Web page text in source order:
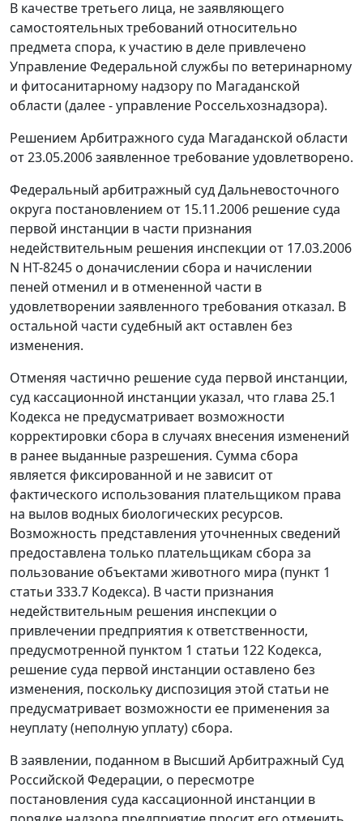
В качестве третьего лица, не заявляющего
самостоятельных требований относительно
предмета спора, к участию в деле привлечено
Управление Федеральной службы по ветеринарному
и фитосанитарному надзору по Магаданской
области (далее - управление Россельхознадзора).
Решением Арбитражного суда Магаданской области
от 23.05.2006 заявленное требование удовлетворено.
Федеральный арбитражный суд Дальневосточного
округа постановлением от 15.11.2006 решение суда
первой инстанции в части признания
недействительным решения инспекции от 17.03.2006
N НТ-8245 о доначислении сбора и начислении
пеней отменил и в отмененной части в
удовлетворении заявленного требования отказал. В
остальной части судебный акт оставлен без
изменения.
Отменяя частично решение суда первой инстанции,
суд кассационной инстанции указал, что глава 25.1
Кодекса не предусматривает возможности
корректировки сбора в случаях внесения изменений
в ранее выданные разрешения. Сумма сбора
является фиксированной и не зависит от
фактического использования плательщиком права
на вылов водных биологических ресурсов.
Возможность представления уточненных сведений
предоставлена только плательщикам сбора за
пользование объектами животного мира (пункт 1
статьи 333.7 Кодекса). В части признания
недействительным решения инспекции о
привлечении предприятия к ответственности,
предусмотренной пунктом 1 статьи 122 Кодекса,
решение суда первой инстанции оставлено без
изменения, поскольку диспозиция этой статьи не
предусматривает возможности ее применения за
неуплату (неполную уплату) сбора.
В заявлении, поданном в Высший Арбитражный Суд
Российской Федерации, о пересмотре
постановления суда кассационной инстанции в